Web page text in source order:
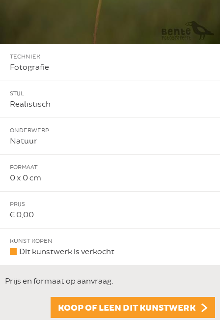
TECHNIEK
Fotografie
STIJL
Realistisch
ONDERWERP
Natuur
FORMAAT
0 x 0 cm
PRIJS
€ 0,00
KUNST KOPEN
Dit kunstwerk is verkocht
Prijs en formaat op aanvraag.
KOOP OF LEEN DIT KUNSTWERK